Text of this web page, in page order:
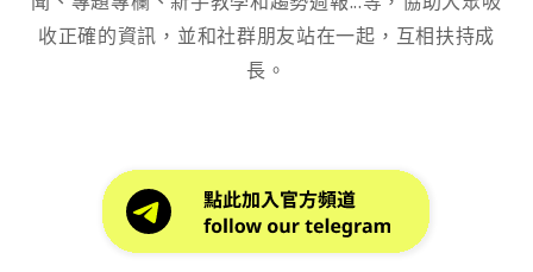
收正確的資訊，並和社群朋友站在一起，互相扶持成
長。